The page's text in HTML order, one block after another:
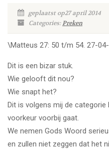
geplaatst op27 april 2014
Categories:Preken
\Matteus 27: 50 t/m 54. 27-
Dit is een bizar stuk.
Wie gelooft dit nou?
Wie snapt het?
Dit is volgens mij de categorie
voorkeur voorbij gaat.
We nemen Gods Woord
en zullen niet zeggen dat het